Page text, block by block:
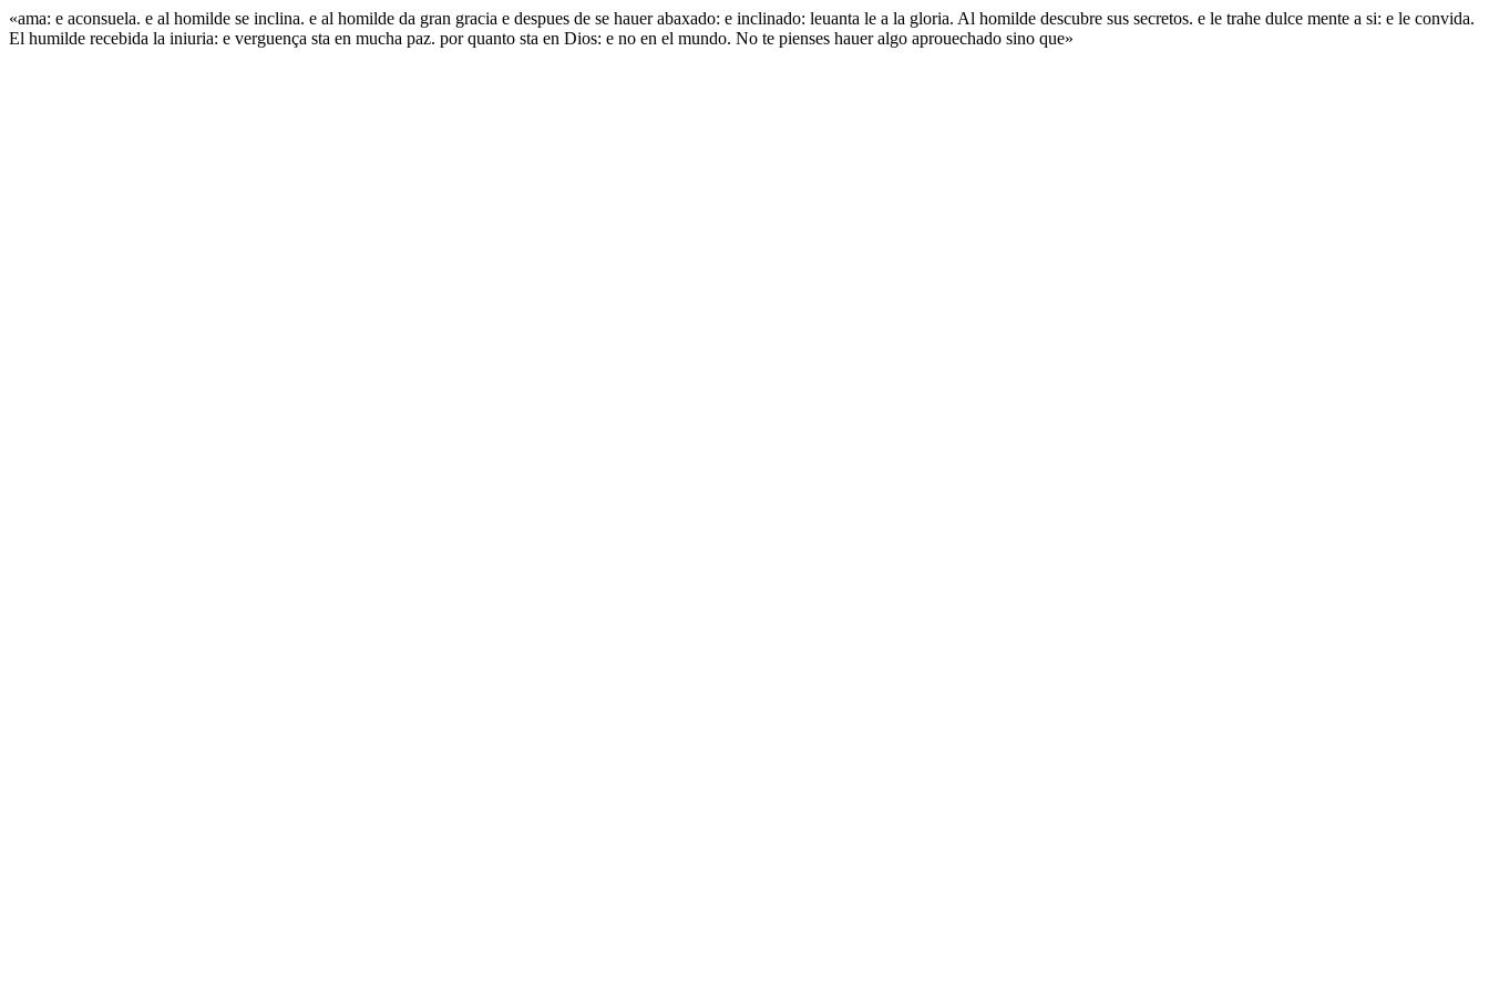
«ama: e aconsuela. e al homilde se inclina. e al homilde da gran gracia e despues de se hauer abaxado: e inclinado: leuanta le a la gloria. Al homilde descubre sus secretos. e le trahe dulce mente a si: e le convida.
El humilde recebida la iniuria: e verguença sta en mucha paz. por quanto sta en Dios: e no en el mundo. No te pienses hauer algo aprouechado sino que»